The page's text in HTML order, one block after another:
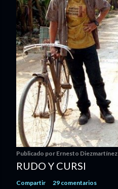
Publicado por Ernesto Diezmartínez
RUDO Y CURSI
Compartir 29 comentarios